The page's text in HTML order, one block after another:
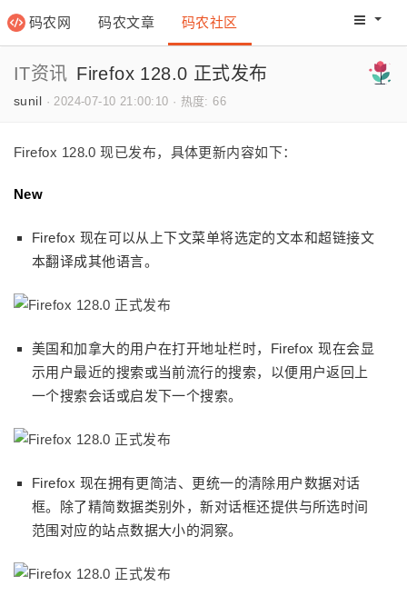
码农网 码农文章 码农社区 码农网
IT资讯 Firefox 128.0 正式发布
sunil ·2024-07-10 21:00:10 · 热度: 66
Firefox 128.0 现已发布，具体更新内容如下：
New
Firefox 现在可以从上下文菜单将选定的文本和超链接文
本翻译成其他语言。
美国和加拿大的用户在打开地址栏时，Firefox 现在会显
示用户最近的搜索或当前流行的搜索，以便用户返回上
一个搜索会话或启发下一个搜索。
Firefox 现在拥有更简洁、更统一的清除用户数据对话
框。除了精简数据类别外，新对话框还提供与所选时间
范围对应的站点数据大小的洞察。